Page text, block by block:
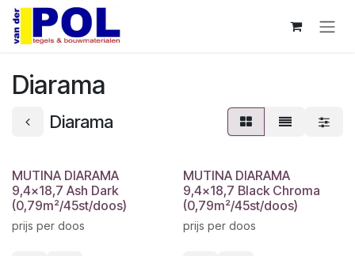
Overslaan naar inhoud
Diarama
Diarama
MUTINA DIARAMA
9,4x18,7 Ash Dark
(0,79m²/45st/doos)
prijs per doos
MUTINA DIARAMA
9,4x18,7 Black Chroma
(0,79m²/45st/doos)
prijs per doos